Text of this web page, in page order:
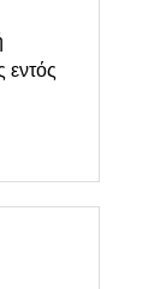
εντός